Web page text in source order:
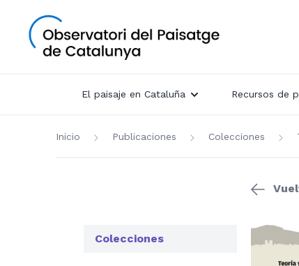
El paisaje en Cataluña Recursos de
Inicio Publicaciones Colecciones
Colecciones